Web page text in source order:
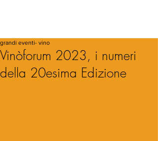
Vinòforum 2023, i numeri
della 20esima Edizione
grandi eventi- vino